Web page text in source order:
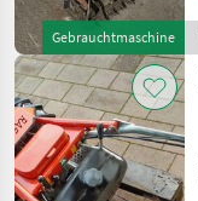
Gebrauchtmaschine